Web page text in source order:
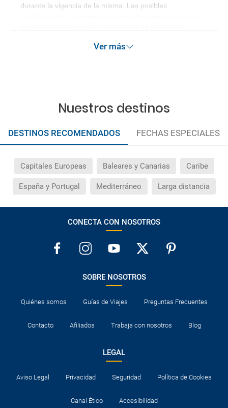
durante la vigencia de la misma. Las posibles
Ver más
Nuestros destinos
DESTINOS RECOMENDADOS FECHAS ESPECIALES
Capitales Europeas Baleares y Canarias Caribe
España y Portugal Mediterráneo Larga distancia
CONECTA CON NOSOTROS
SOBRE NOSOTROS
Quiénes somos Guías de Viajes Preguntas Frecuentes
Contacto Afiliados Trabaja con nosotros Blog
LEGAL
Aviso Legal Privacidad Seguridad Política de Cookies
Canal Ético Accesibilidad